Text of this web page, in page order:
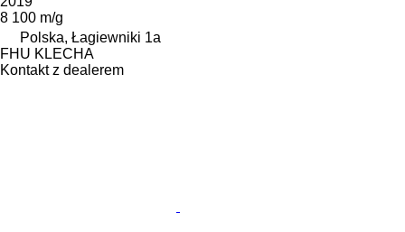
8 100 m/g
Polska, Łagiewniki 1a
FHU KLECHA
Kontakt z dealerem